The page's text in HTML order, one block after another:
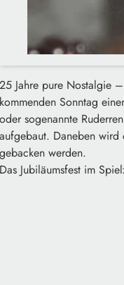
25 Jahre pure Nostalgie
kommenden Sonntag
oder sogenannte
aufgebaut. Daneben wird
gebacken werden.
Das Jubiläumsfest im